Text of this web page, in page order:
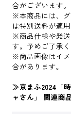
合がございます。
※本商品には、
は特別送料が適
※商品仕様や発
す。予めご了承く
※商品画像はイ
合があります。
≫京まふ2024「
ャさん」 関連商